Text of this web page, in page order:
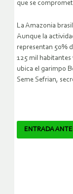
que se
La Amazonia
Aunque la
representan 50%
125 mil habitantes
ubica el garimpo
Seme Sefrian,
ENTRADA